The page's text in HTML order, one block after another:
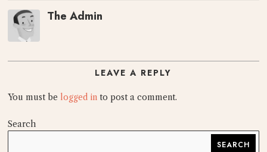
The Admin
LEAVE A REPLY
You must be logged in to post a comment.
Search
SEARCH